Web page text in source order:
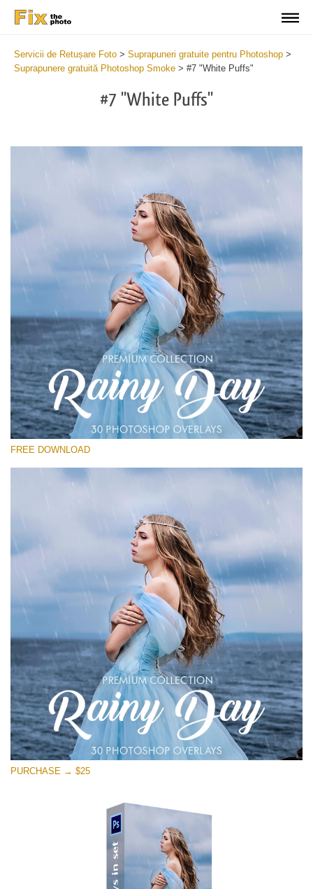
Servicii de Retușare Foto > Suprapuneri gratuite pentru Photoshop >
Suprapunere gratuită Photoshop Smoke > #7 "White Puffs"
#7 "White Puffs"
Te rog selecteaza
Free Photoshop Overlay
Small 800*533px
Rain Day
(30 Overlays)
Entire Collection
Descărcare gratuită
FREE DOWNLOAD
PURCHASE → $25